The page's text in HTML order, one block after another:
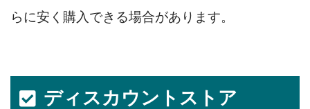
らに安く購入できる場合があります。
ディスカウントストア